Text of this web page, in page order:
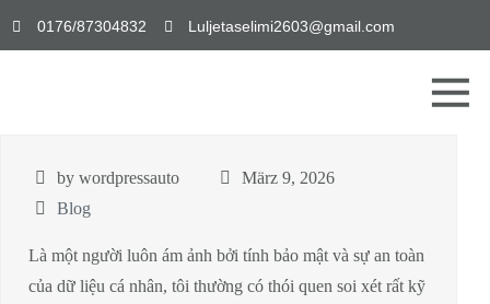
0176/87304832 Luljetaselimi2603@gmail.com
by wordpressauto
März 9, 2026
Blog
Là một người luôn ám ảnh bởi tính bảo mật và sự an toàn
của dữ liệu cá nhân, tôi thường có thói quen soi xét rất kỹ